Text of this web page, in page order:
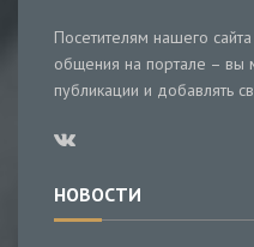
Посетителям нашего
общения на портале – вы
публикации и добавлять
НОВОСТИ